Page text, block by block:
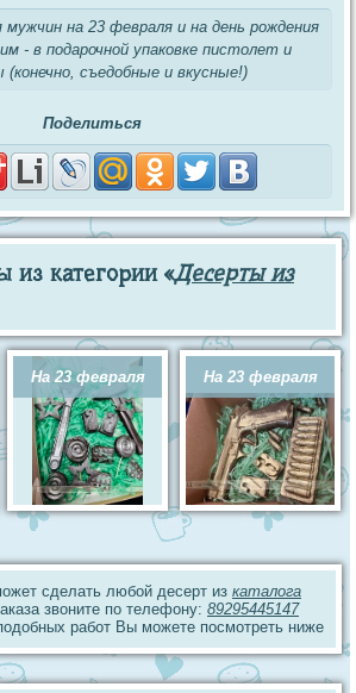
мужчин на 23 февраля и на день рождения
- в подарочной упаковке пистолет и
съедобные и вкусные!)
Поделиться
из категории «Десерты из
На 23 февраля На 23 февраля
сделать любой десерт из каталога
звоните по телефону: 89295445147
работ Вы можете посмотреть ниже